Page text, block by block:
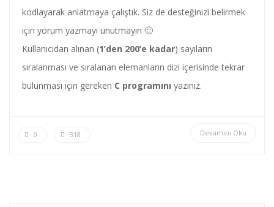
kodlayarak anlatmaya çalıştık. Siz de desteğinizi belirmek
için yorum yazmayı unutmayın 🙂
Kullanıcıdan alınan (1’den 200’e kadar) sayıların
sıralanması ve sıralanan elemanların dizi içerisinde tekrar
bulunması için gereken C programını yazınız.
Devamını Oku
0 318